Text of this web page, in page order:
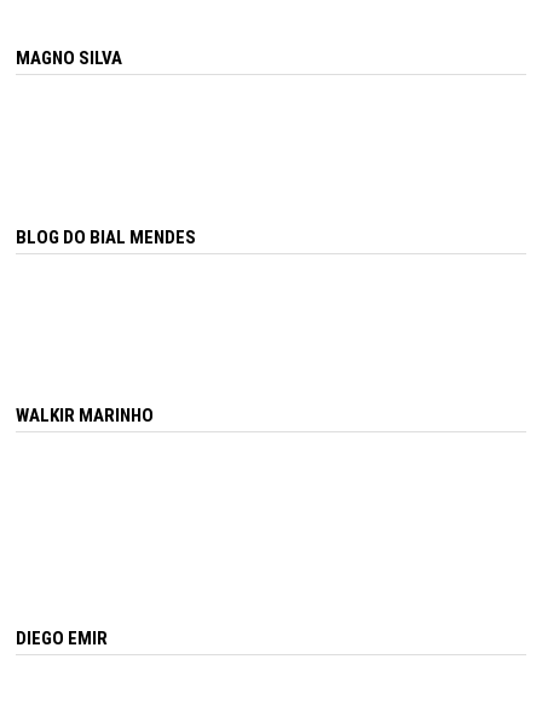
MAGNO SILVA
BLOG DO BIAL MENDES
WALKIR MARINHO
DIEGO EMIR